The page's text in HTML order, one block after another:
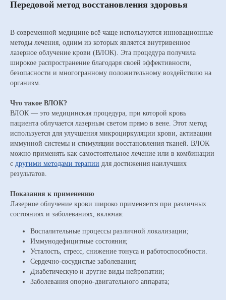
Передовой метод восстановления здоровья
В современной медицине всё чаще используются инновационные
методы лечения, одним из которых является внутривенное
лазерное облучение крови (ВЛОК). Эта процедура получила
широкое распространение благодаря своей эффективности,
безопасности и многогранному положительному воздействию на
организм.
Что такое ВЛОК?
ВЛОК — это медицинская процедура, при которой кровь
пациента облучается лазерным светом прямо в вене. Этот метод
используется для улучшения микроциркуляции крови, активации
иммунной системы и стимуляции восстановления тканей. ВЛОК
можно применять как самостоятельное лечение или в комбинации
с другими методами терапии для достижения наилучших
результатов.
Показания к применению
Лазерное облучение крови широко применяется при различных
состояниях и заболеваниях, включая:
Воспалительные процессы различной локализации;
Иммунодефицитные состояния;
Усталость, стресс, снижение тонуса и работоспособности.
Сердечно-сосудистые заболевания;
Диабетическую и другие виды нейропатии;
Заболевания опорно-двигательного аппарата;